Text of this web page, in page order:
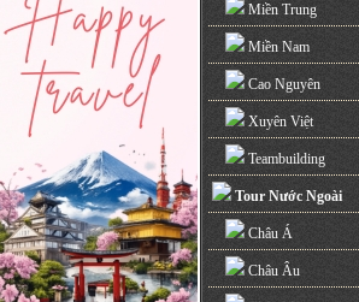
Miền Trung
Miền Nam
Cao Nguyên
Xuyên Việt
Teambuilding
Tour Nước Ngoài
Châu Á
Châu Âu